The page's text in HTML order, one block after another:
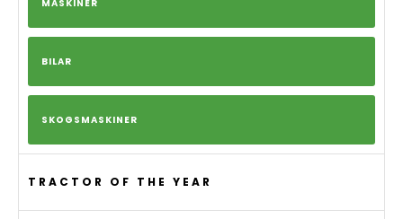
MASKINER
BILAR
SKOGSMASKINER
TRACTOR OF THE YEAR